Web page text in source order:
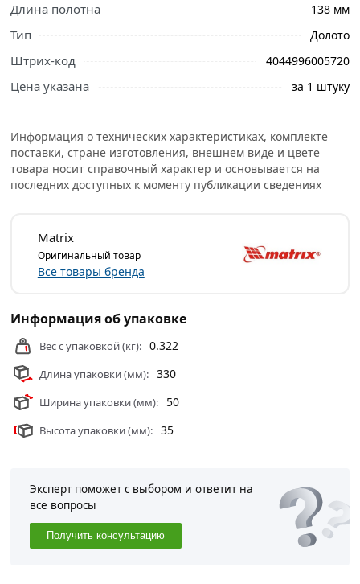
мм MATRIX Тигровый глаз 24519 из категории
Стамески
действительны в Москве и области.
Длина полотна 138 мм
Тип Долото
Штрих-код 4044996005720
Цена указана за 1 штуку
Информация о технических характеристиках, комплекте
поставки, стране изготовления, внешнем виде и цвете
товара носит справочный характер и основывается на
последних доступных к моменту публикации сведениях
Matrix
Оригинальный товар
Все товары бренда
Информация об упаковке
Вес с упаковкой (кг): 0.322
Длина упаковки (мм): 330
Ширина упаковки (мм): 50
Высота упаковки (мм): 35
Эксперт поможет с выбором и ответит на
все вопросы
Получить консультацию